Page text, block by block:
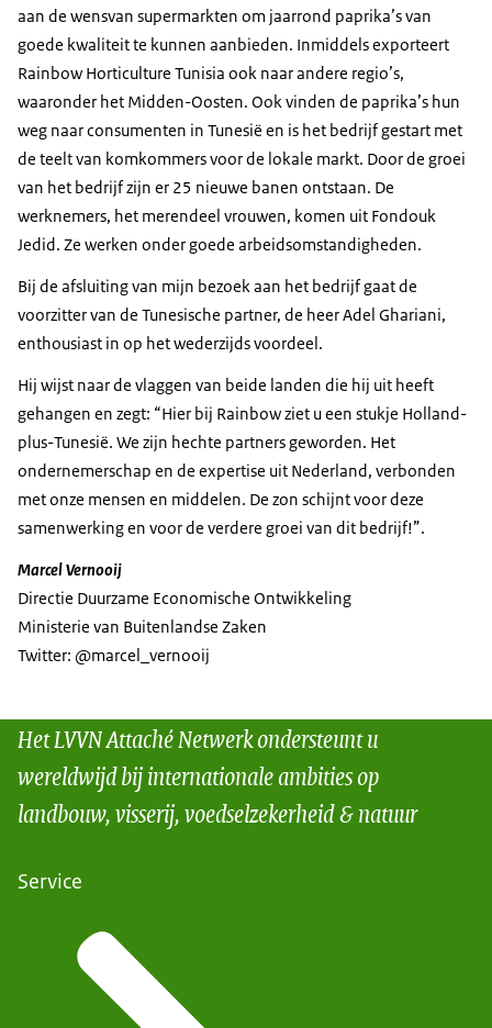
aan de wensvan supermarkten om jaarrond paprika’s van
goede kwaliteit te kunnen aanbieden. Inmiddels exporteert
Rainbow Horticulture Tunisia ook naar andere regio’s,
waaronder het Midden-Oosten. Ook vinden de paprika’s hun
weg naar consumenten in Tunesië en is het bedrijf gestart met
de teelt van komkommers voor de lokale markt. Door de groei
van het bedrijf zijn er 25 nieuwe banen ontstaan. De
werknemers, het merendeel vrouwen, komen uit Fondouk
Jedid. Ze werken onder goede arbeidsomstandigheden.
Bij de afsluiting van mijn bezoek aan het bedrijf gaat de
voorzitter van de Tunesische partner, de heer Adel Ghariani,
enthousiast in op het wederzijds voordeel.
Hij wijst naar de vlaggen van beide landen die hij uit heeft
gehangen en zegt: “Hier bij Rainbow ziet u een stukje Holland-
plus-Tunesië. We zijn hechte partners geworden. Het
ondernemerschap en de expertise uit Nederland, verbonden
met onze mensen en middelen. De zon schijnt voor deze
samenwerking en voor de verdere groei van dit bedrijf!”.
Marcel Vernooij
Directie Duurzame Economische Ontwikkeling
Ministerie van Buitenlandse Zaken
Twitter: @marcel_vernooij
Het LVVN Attaché Netwerk ondersteunt u
wereldwijd bij internationale ambities op
landbouw, visserij, voedselzekerheid & natuur
Service